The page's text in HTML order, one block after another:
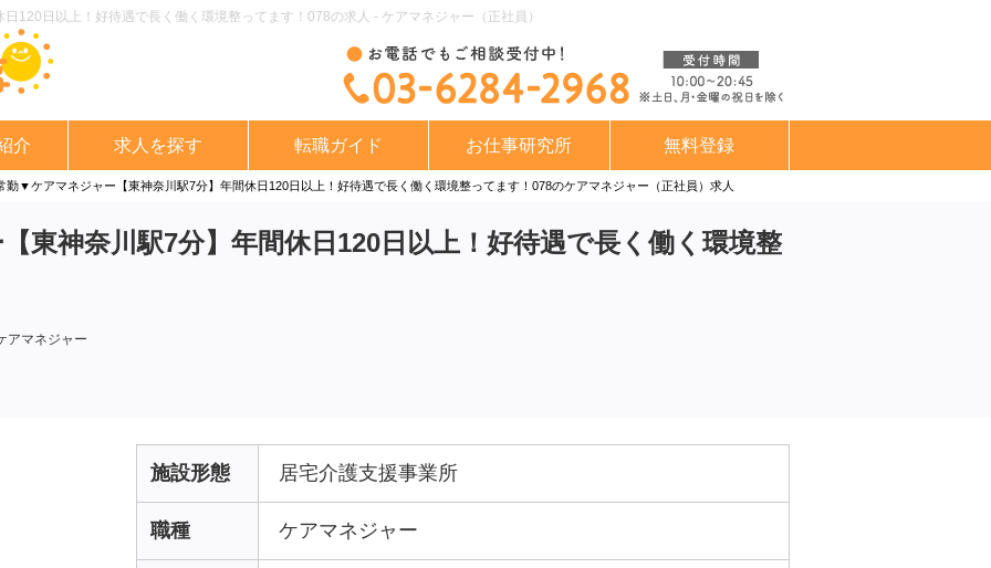
日以上！好待遇で長く働く環境整ってます！078の求人 - ケアマネジャー（正社員）
介 求人を探す 転職ガイド お仕事研究所 無料登録
▼ケアマネジャー【東神奈川駅7分】年間休日120日以上！好待遇で長く働く環境整ってます！078のケアマネジャー（正社員）求人
神奈川駅7分】年間休日120日以上！好待遇で長く働く環境整
アマネジャー
施設形態 居宅介護支援事業所
職種 ケアマネジャー